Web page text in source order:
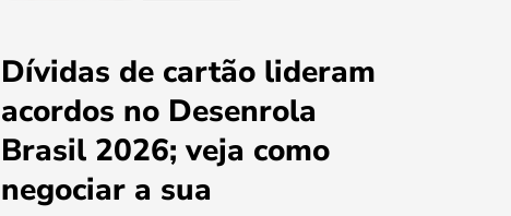
Dívidas de cartão lideram
acordos no Desenrola
Brasil 2026; veja como
negociar a sua